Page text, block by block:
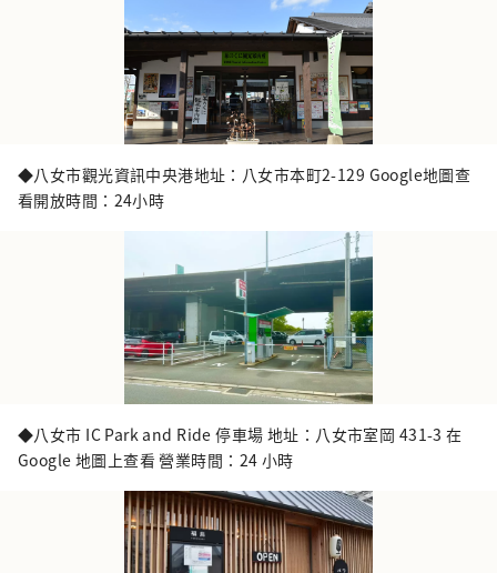
◆八女市觀光資訊中央港地址：八女市本町2-129 Google地圖查
看開放時間：24小時
◆八女市 IC Park and Ride 停車場 地址：八女市室岡 431-3 在
Google 地圖上查看 營業時間：24 小時